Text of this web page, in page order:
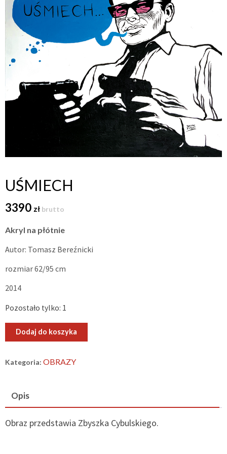
UŚMIECH
3390 zł brutto
Akryl na płótnie
Autor: Tomasz Bereźnicki
rozmiar 62/95 cm
2014
Pozostało tylko: 1
ilość
Uśmiech
Dodaj do koszyka
Kategoria: OBRAZY
Opis
Obraz przedstawia Zbyszka Cybulskiego.